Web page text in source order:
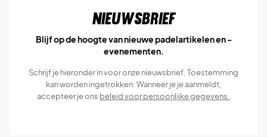
Nieuwsbrief
Blijf op de hoogte van nieuwe padelartikelen en -
evenementen.
Schrijf je hieronder in voor onze nieuwsbrief. Toestemming
kan worden ingetrokken. Wanneer je je aanmeldt,
accepteer je ons beleid voor persoonlijke gegevens.